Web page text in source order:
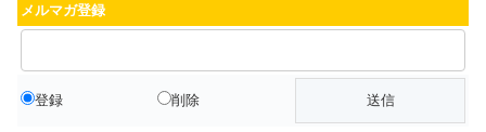
メルマガ登録
登録 削除